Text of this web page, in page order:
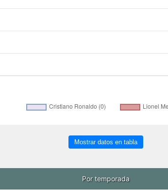
Mostrar datos en tabla
Por temporada